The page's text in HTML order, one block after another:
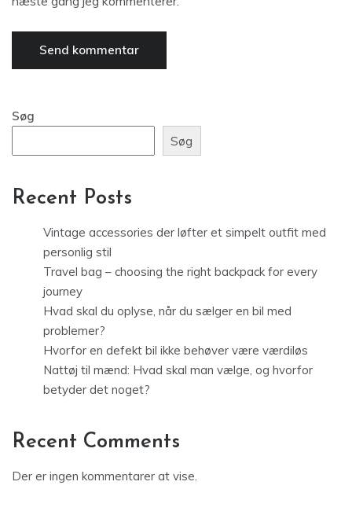
Søg
Søg
Recent Posts
Vintage accessories der løfter et simpelt outfit med
personlig stil
Travel bag – choosing the right backpack for every
journey
Hvad skal du oplyse, når du sælger en bil med
problemer?
Hvorfor en defekt bil ikke behøver være værdiløs
Nattøj til mænd: Hvad skal man vælge, og hvorfor
betyder det noget?
Recent Comments
Der er ingen kommentarer at vise.